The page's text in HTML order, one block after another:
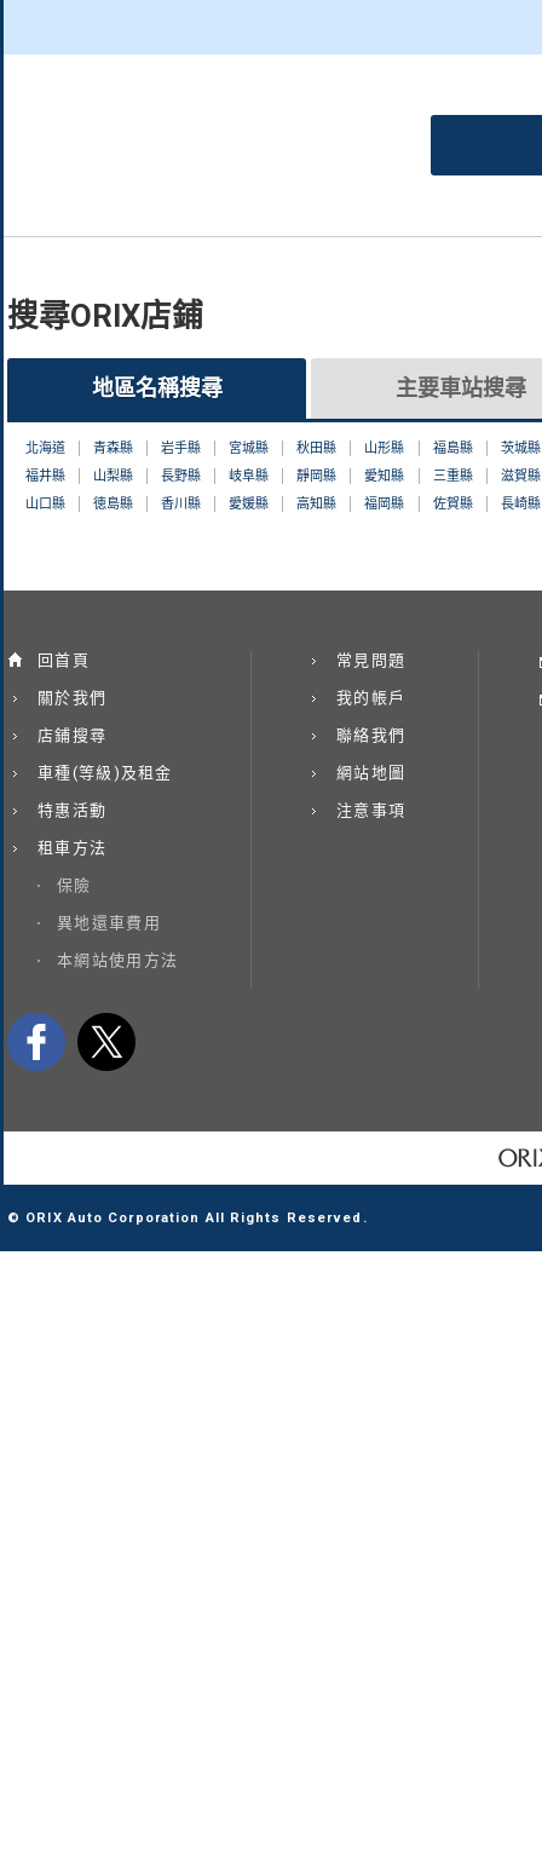
搜尋ORIX店鋪
地區名稱搜尋 主要車站搜尋
北海道 青森縣 岩手縣 宮城縣 秋田縣 山形縣 福島縣
茨城縣
福井縣
山梨縣 長野縣 岐阜縣 靜岡縣 愛知縣 三重縣
滋賀縣
山口縣
徳島縣 香川縣 愛媛縣 高知縣 福岡縣 佐賀縣 長崎縣
回首頁
關於我們
店鋪搜尋
車種(等級)及租金
特惠活動
租車方法
保險
異地還車費用
本網站使用方法
常見問題
我的帳戶
聯絡我們
網站地圖
注意事項
© ORIX Auto Corporation All Rights Reserved.